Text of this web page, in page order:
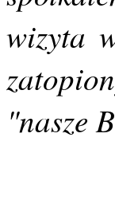
wizyta
"nasze